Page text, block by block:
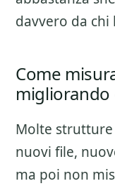
davvero da chi
Come
migliorando
Molte
nuovi file,
ma poi non